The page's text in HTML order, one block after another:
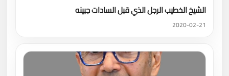
الشيخ الخطيب الرجل الذي قبل السادات جبينه
2020-02-21